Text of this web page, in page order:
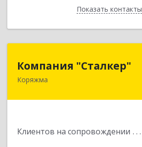
Показать контакты
Назад
Компания "Сталкер"
Коряжма
Клиентов на сопровождении